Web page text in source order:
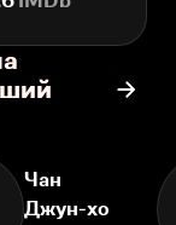
Чан
Джун-хо